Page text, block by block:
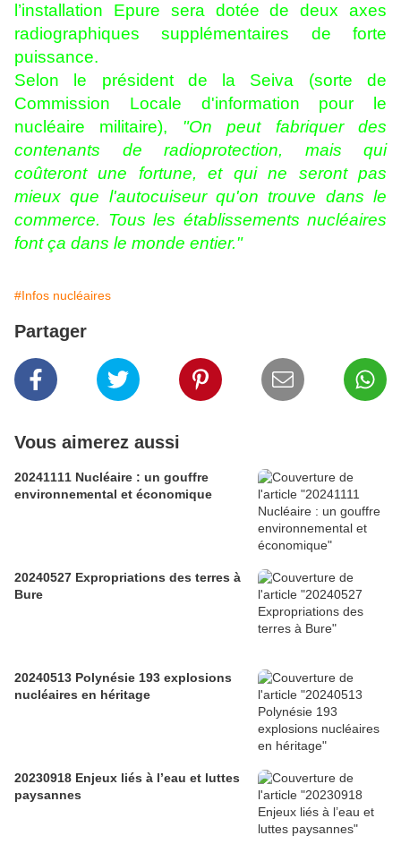
l’installation Epure sera dotée de deux axes
radiographiques supplémentaires de forte
puissance.
Selon le président de la Seiva (sorte de
Commission Locale d'information pour le
nucléaire militaire), "On peut fabriquer des
contenants de radioprotection, mais qui
coûteront une fortune, et qui ne seront pas
mieux que l'autocuiseur qu'on trouve dans le
commerce. Tous les établissements nucléaires
font ça dans le monde entier."
#Infos nucléaires
Partager
Vous aimerez aussi
20241111 Nucléaire : un gouffre
environnemental et économique
20240527 Expropriations des terres à
Bure
20240513 Polynésie 193 explosions
nucléaires en héritage
20230918 Enjeux liés à l’eau et luttes
paysannes